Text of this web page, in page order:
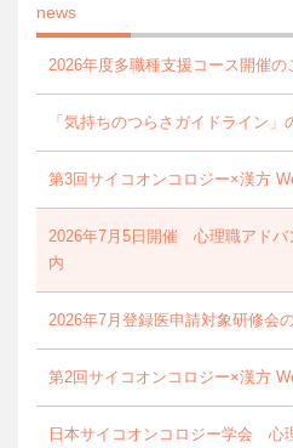
news
2026年度多職種支援コース開催
「気持ちのつらさガイドライン
第3回サイコオンコロジー×漢方
2026年7月5日開催 心理職アドバ
内
2026年7月登録医申請対象研修会
第2回サイコオンコロジー×漢方
日本サイコオンコロジー学会 心